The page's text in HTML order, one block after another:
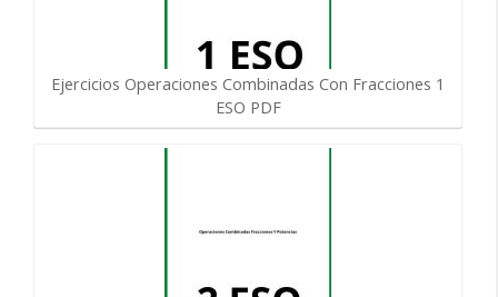
Ejercicios Operaciones Combinadas Con Fracciones 1
ESO PDF